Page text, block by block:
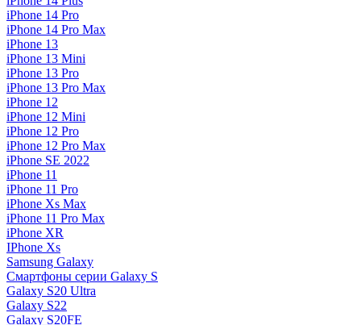
iPhone 14 Pro
iPhone 14 Pro Max
iPhone 13
iPhone 13 Mini
iPhone 13 Pro
iPhone 13 Pro Max
iPhone 12
iPhone 12 Mini
iPhone 12 Pro
iPhone 12 Pro Max
iPhone SE 2022
iPhone 11
iPhone 11 Pro
iPhone Xs Max
iPhone 11 Pro Max
iPhone XR
IPhone Xs
Samsung Galaxy
Смартфоны серии Galaxy S
Galaxy S20 Ultra
Galaxy S22
Galaxy S20FE